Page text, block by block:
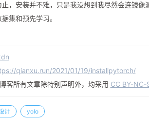
，安装并不难，只是我没想到我尽然会连镜
集和预先学习。
qianxu.run/2021/01/19/installpytorch/
客所有文章除特别声明外，均采用 CC BY-NC-
计 yolo